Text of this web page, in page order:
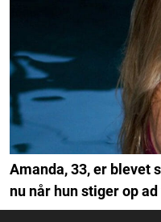
Amanda, 33, er blevet
nu når hun stiger op